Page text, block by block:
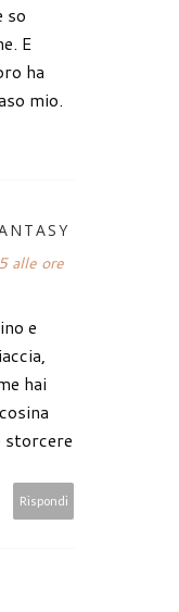
so
E
ha
mio.
alle ore
e
hai
storcere
Rispondi